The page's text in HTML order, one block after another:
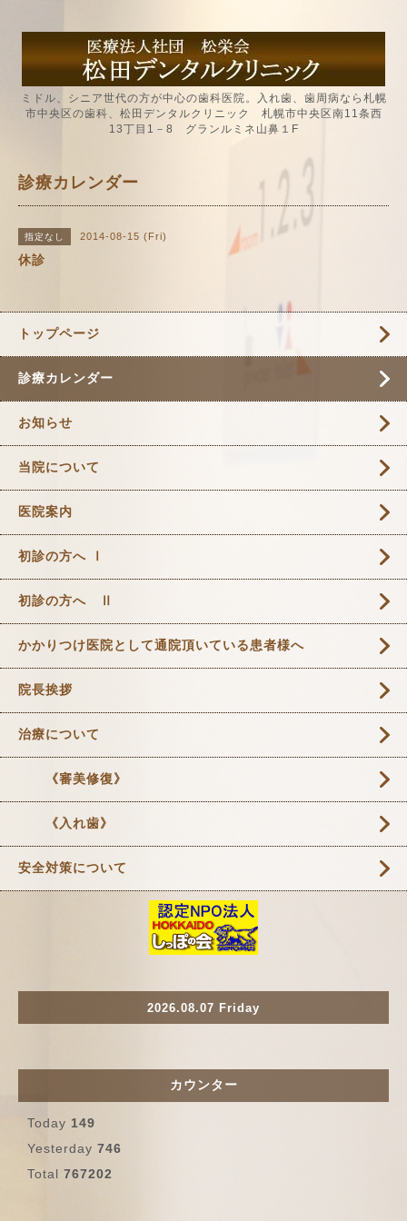
ミドル、シニア世代の方が中心の歯科医院。入れ歯、歯周病なら札幌
市中央区の歯科、松田デンタルクリニック 札幌市中央区南11条西
13丁目1－8 グランルミネ山鼻１F
診療カレンダー
指定なし 2014-08-15 (Fri)
休診
トップページ
診療カレンダー
お知らせ
当院について
医院案内
初診の方へ Ⅰ
初診の方へ Ⅱ
かかりつけ医院として通院頂いている患者様へ
院長挨拶
治療について
《審美修復》
《入れ歯》
安全対策について
2026.08.07 Friday
カウンター
Today 149
Yesterday 746
Total 767202